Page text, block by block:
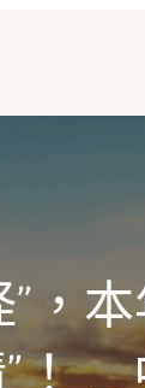
，
！